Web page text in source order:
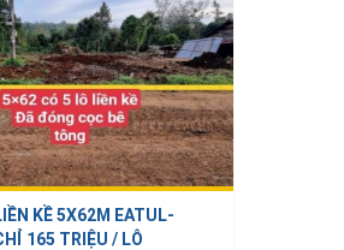
KỀ 5X62M EATUL-
165 TRIỆU / LÔ